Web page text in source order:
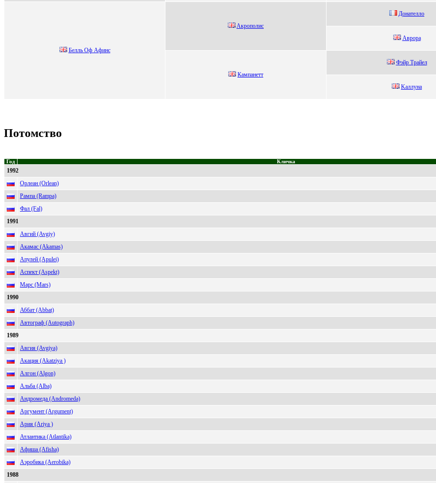
Бeлль Oф Афинc
Aкрополиc
Дoнателлo
Авpopа
Кaмпaнетт
Фэйp Tpaйeл
Kaллунa
Потомство
Год Кличка
1992
Орлеан (Orlean)
Рампа (Rampa)
Фал (Fal)
1991
Авгий (Avgiy)
Акамас (Akamas)
Апулей (Apulei)
Аспект (Aspekt)
Марс (Mars)
1990
Аббат (Abbat)
Автограф (Autograph)
1989
Авгия (Avgiya)
Акация (Akatziya )
Алгон (Algon)
Альба (Alba)
Андромеда (Andromeda)
Аргумент (Argument)
Ария (Ariya )
Атлантика (Atlantika)
Афиша (Afisha)
Аэробика (Aerobika)
1988